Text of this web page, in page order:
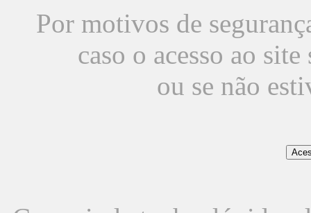
Por motivos de
caso o acesso ao
ou se não